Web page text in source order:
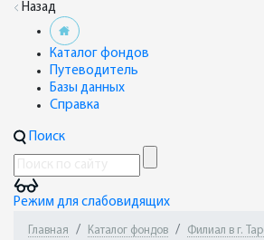
Назад
Каталог фондов
Путеводитель
Базы данных
Справка
Поиск
Режим для слабовидящих
Главная Каталог фондов Филиал в г.